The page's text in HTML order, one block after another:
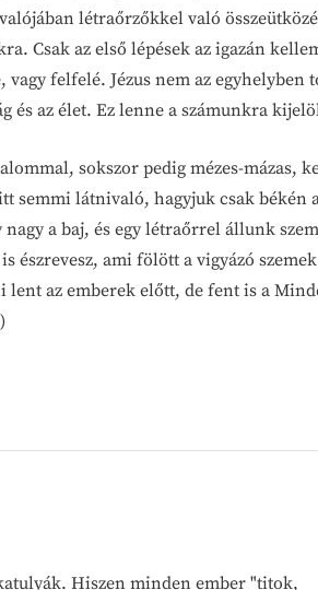
létraőrzőkkel való
Csak az első lépések az igazán
felfelé. Jézus nem az egyhelyben
és az élet. Ez lenne a számunkra
sokszor pedig mézes-mázas,
semmi látnivaló, hagyjuk csak békén
a baj, és egy létraőrrel állunk
ami fölött a vigyázó
az emberek előtt, de fent is a
Hiszen minden ember "titok,